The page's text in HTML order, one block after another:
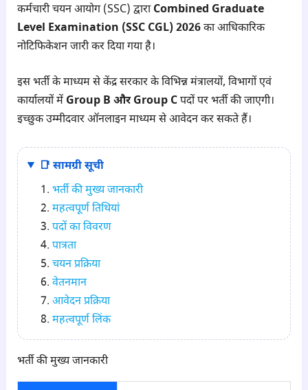
कर्मचारी चयन आयोग (SSC) द्वाराCombined Graduate
Level Examination (SSC CGL) 2026का आधिकारिक
नोटिफिकेशन जारी कर दिया गया है।
इस भर्ती के माध्यम से केंद्र सरकार के विभिन्न मंत्रालयों, विभागों एवं
कार्यालयों में Group B और Group Cपदों पर भर्ती की जाएगी।
इच्छुक उम्मीदवार ऑनलाइन माध्यम से आवेदन कर सकते हैं।
📑 सामग्री सूची
भर्ती की मुख्य जानकारी
महत्वपूर्ण तिथियां
पदों का विवरण
पात्रता
चयन प्रक्रिया
वेतनमान
आवेदन प्रक्रिया
महत्वपूर्ण लिंक
भर्ती की मुख्य जानकारी